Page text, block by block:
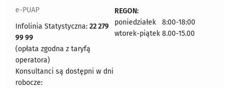
e-PUAP
Infolinia Statystyczna: 22 279
99 99
(opłata zgodna z taryfą
operatora)
Konsultanci są dostępni w dni
robocze:
REGON:
poniedziałek 8:00-18:00
wtorek-piątek 8.00-15.00